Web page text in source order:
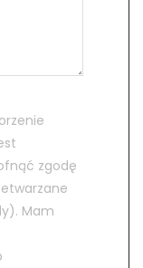
zgodę
Mam